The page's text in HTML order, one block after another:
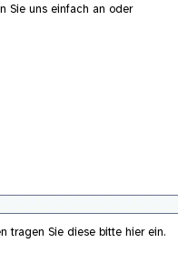
Sie uns einfach an oder
tragen Sie diese bitte hier ein.